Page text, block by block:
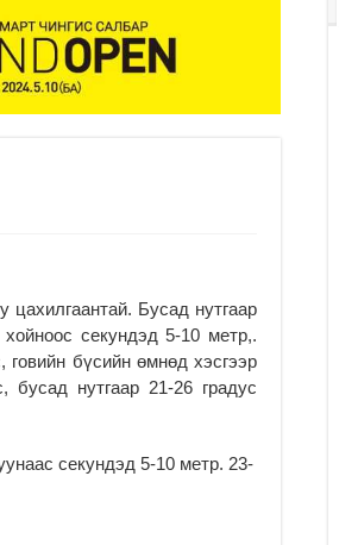
Бусад нутгаар
секундэд 5-10 метр,.
говийн бүсийн өмнөд хэсгээр
бусад нутгаар 21-26 градус
секундэд 5-10 метр. 23-